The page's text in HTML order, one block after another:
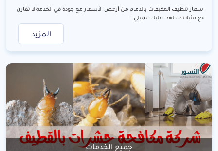
اسعار تنظيف المكيفات بالدمام من أرخص الأسعار مع جودة في الخدمة لا تقارن
مع مثيلاتها، لهذا عليك عميلي..
المزيد
جميع الخدمات